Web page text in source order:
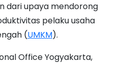
dari upaya mendorong
pelaku usaha
(UMKM).
Office Yogyakarta,